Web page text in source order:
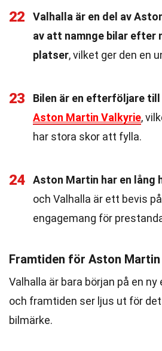
22
Valhalla är en del av
av att namnge bilar efter
platser, vilket ger den en
23
Bilen är en efterföljare
Aston Martin Valkyrie,
har stora skor att fylla.
24 Aston Martin har en lång
och Valhalla är ett bevis
engagemang för
Framtiden för Aston Martin
Valhalla är bara början på en
och framtiden ser ljus ut för
bilmärke.